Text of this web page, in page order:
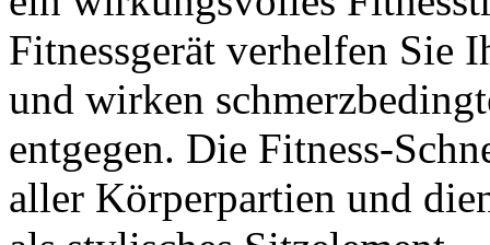
Fitnessgerät verhelfen Sie
und wirken
entgegen. Die Fitness-
aller Körperpartien und